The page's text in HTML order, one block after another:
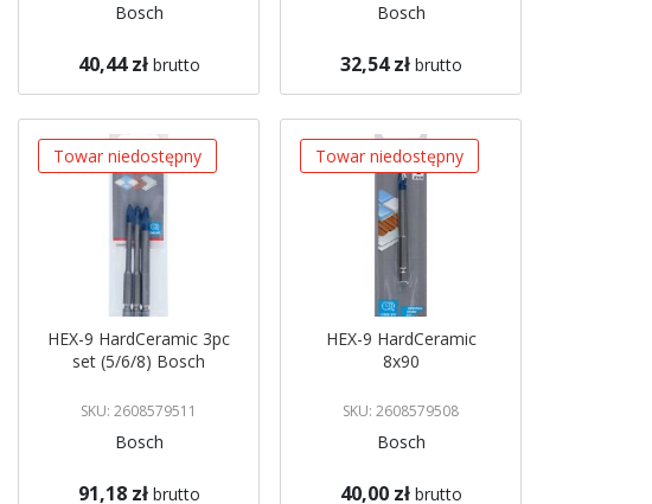
Bosch
40,44 zł brutto
Bosch
32,54 zł brutto
Towar niedostępny
HEX-9 HardCeramic 3pc
set (5/6/8) Bosch
SKU: 2608579511
Bosch
91,18 zł brutto
Towar niedostępny
HEX-9 HardCeramic
8x90
SKU: 2608579508
Bosch
40,00 zł brutto